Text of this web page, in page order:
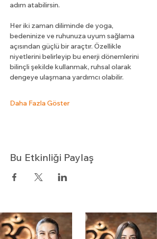
adım atabilirsin.
Her iki zaman diliminde de yoga,
bedeninize ve ruhunuza uyum sağlama
açısından güçlü bir araçtır. Özellikle
niyetlerini belirleyip bu enerji dönemlerini
bilinçli şekilde kullanmak, ruhsal olarak
dengeye ulaşmana yardımcı olabilir.
Daha Fazla Göster
Bu Etkinliği Paylaş